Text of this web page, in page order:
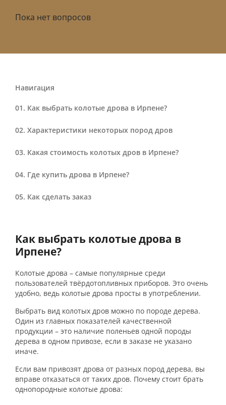
Пока нет вопросов
Навигация
Как выбрать колотые дрова в Ирпене?
Характеристики некоторых пород дров
Какая стоимость колотых дров в Ирпене?
Где купить дрова в Ирпене?
Как сделать заказ
Как выбрать колотые дрова в
Ирпене?
Колотые дрова – самые популярные среди
пользователей твёрдотопливных приборов. Это очень
удобно, ведь колотые дрова просты в употреблении.
Выбрать вид колотых дров можно по породе дерева.
Один из главных показателей качественной
продукции – это наличие поленьев одной породы
дерева в одном привозе, если в заказе не указано
иначе.
Если вам привозят дрова от разных пород дерева, вы
вправе отказаться от таких дров. Почему стоит брать
однопородные колотые дрова: